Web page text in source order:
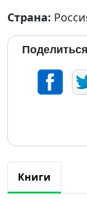
Страна:
Книги